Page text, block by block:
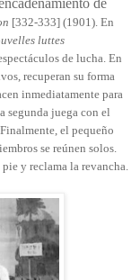
de
[332-333] (1901). En
luttes
de lucha. En
recuperan su forma
inmediatamente para
segunda juega con el
el pequeño
se reúnen solos.
y reclama la revancha.